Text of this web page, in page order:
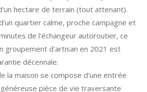
hectare de terrain (tout attenant).
quartier calme, proche campagne et
de l'échangeur autoroutier, ce
groupement d'artisan en 2021 est
décennale.
la maison se compose d'une entrée
pièce de vie traversante